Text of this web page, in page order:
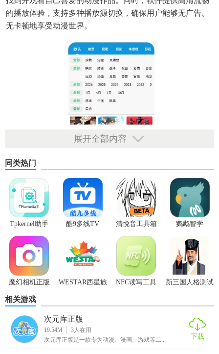
的播放体验，支持多种播放源切换，确保用户能够无广告、
无卡顿地享受动漫世界。
【次元库动漫特色】
1. 丰富资源库：收录全球范围内各类动漫，涵盖各种题材和
风格。
4. 智能推荐：根据用户喜好，个性化推送最新、最热的动漫
资源。
展开全部内容
同类热门
Tpkernel助手 酷9多线TV 清悦音工具箱 鹦鹉智学
魔幻相机正版
WESTAR西星旅
NFC读写工具 新三国人格测试
相关游戏
次元库正版
19.54M 3人在用
次元库正版是一款专为动漫、漫画、游戏等二...
下载